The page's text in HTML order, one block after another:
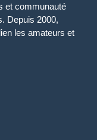
et communauté
Depuis 2000,
les amateurs et